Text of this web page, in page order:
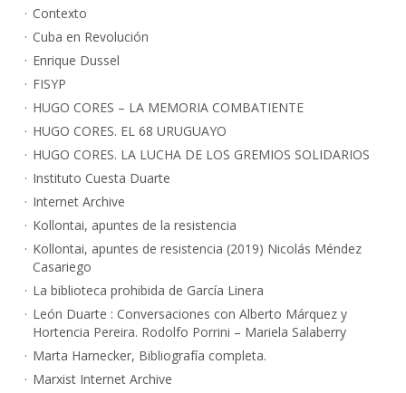
Contexto
Cuba en Revolución
Enrique Dussel
FISYP
HUGO CORES – LA MEMORIA COMBATIENTE
HUGO CORES. EL 68 URUGUAYO
HUGO CORES. LA LUCHA DE LOS GREMIOS SOLIDARIOS
Instituto Cuesta Duarte
Internet Archive
Kollontai, apuntes de la resistencia
Kollontai, apuntes de resistencia (2019) Nicolás Méndez
Casariego
La biblioteca prohibida de García Linera
León Duarte : Conversaciones con Alberto Márquez y
Hortencia Pereira. Rodolfo Porrini – Mariela Salaberry
Marta Harnecker, Bibliografía completa.
Marxist Internet Archive